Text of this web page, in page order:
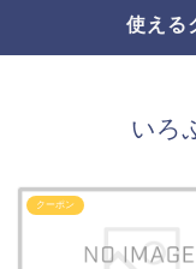
使える
いろ
クーポン